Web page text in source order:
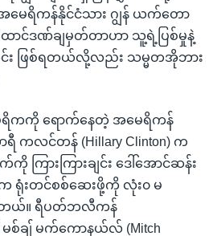
ေရိကန်နိုင်ငံသား ဂျွန် ယက်တော
ထောင်ဒဏ်ချမှတ်တာဟာ သူ့ရဲ့ပြစ်မှုနဲ့
င်း ဖြစ်ရတယ်လို့လည်း သမ္မတအိုဘား
ကကို ရောက်နေတဲ့ အမေရိကန်
ာရီ ကလင်တန် (Hillary Clinton) က
ကြားကြားချင်း ဒေါ်အောင်ဆန်း
းတင်စစ်ဆေးဖို့ကို လုံး၀ မ
တယ်။ ရီပတ်ဘလီကန်
ျ် မက်ကောနယ်လ် (Mitch